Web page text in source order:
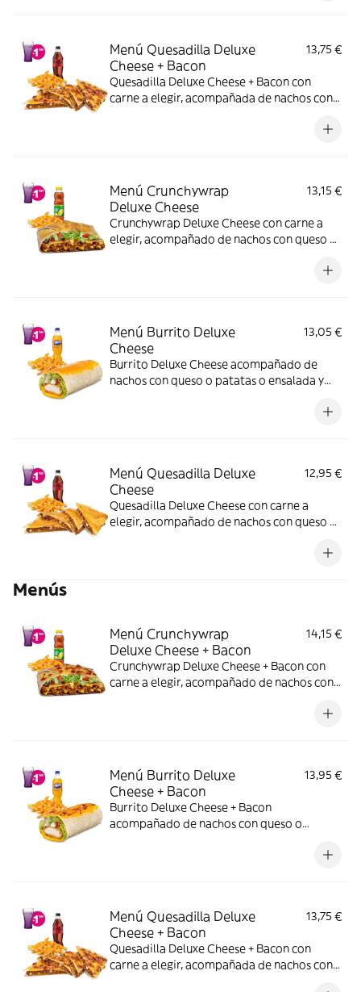
Menú Quesadilla Deluxe
Cheese + Bacon
13,75 €
Quesadilla Deluxe Cheese + Bacon con
carne a elegir, acompañada de nachos con
Menú Crunchywrap
Deluxe Cheese
13,15 €
Crunchywrap Deluxe Cheese con carne a
elegir, acompañado de nachos con queso o
Menú Burrito Deluxe
Cheese
13,05 €
Burrito Deluxe Cheese acompañado de
nachos con queso o patatas o ensalada y
Menú Quesadilla Deluxe
Cheese
12,95 €
Quesadilla Deluxe Cheese con carne a
elegir, acompañado de nachos con queso o
muestra una Quesadilla Deluxe partida en 4
Menús
Menú Crunchywrap
Deluxe Cheese + Bacon
14,15 €
Crunchywrap Deluxe Cheese + Bacon con
carne a elegir, acompañado de nachos con
Menú Burrito Deluxe
Cheese + Bacon
13,95 €
Burrito Deluxe Cheese + Bacon
acompañado de nachos con queso o
Menú Quesadilla Deluxe
Cheese + Bacon
13,75 €
Quesadilla Deluxe Cheese + Bacon con
carne a elegir, acompañada de nachos con